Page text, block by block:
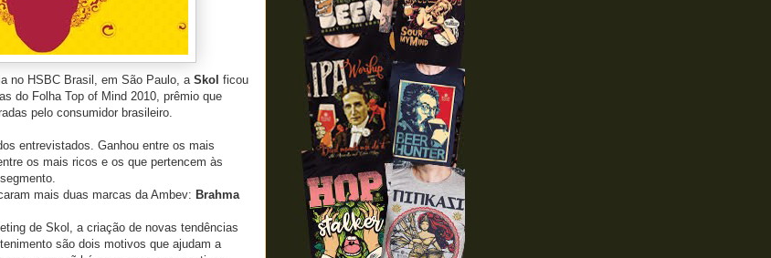
no HSBC Brasil, em São Paulo, a Skol ficou
do Folha Top of Mind 2010, prêmio que
pelo consumidor brasileiro.
entrevistados. Ganhou entre os mais
os mais ricos e os que pertencem às
mais duas marcas da Ambev: Brahma
de Skol, a criação de novas tendências
são dois motivos que ajudam a